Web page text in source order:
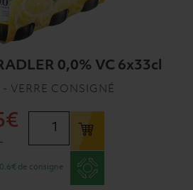
0,0% VC 6x33cl
VERRE CONSIGNÉ
BITBURGER
RADLER
de consigne